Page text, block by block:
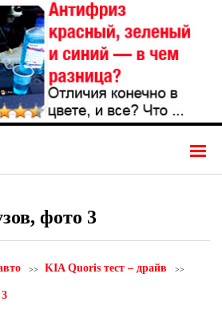
фото 3
KIA Quoris тест – драйв